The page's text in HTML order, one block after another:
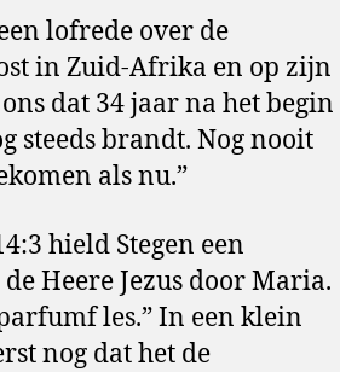
lofrede over de
in Zuid-Afrika en op zijn
dat 34 jaar na het begin
steeds brandt. Nog nooit
als nu.”
hield Stegen een
Heere Jezus door Maria.
les.” In een klein
nog dat het de